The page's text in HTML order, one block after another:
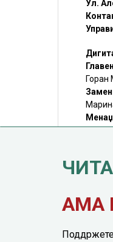
Ул.
Горан
АМА